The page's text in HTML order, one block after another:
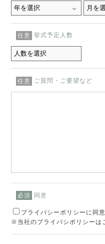
任意 挙式予定人数
任意 ご質問・ご要望など
必須 同意
プライバシーポリシーに同
※当社のプライバシポリシーは